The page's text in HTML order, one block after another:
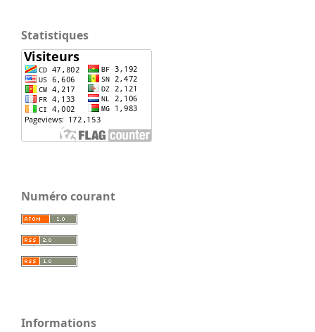
Statistiques
Numéro courant
Informations